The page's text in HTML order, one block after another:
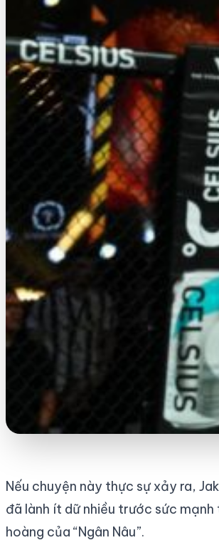
Nếu chuyện này thực sự xảy ra,
đã lành ít dữ nhiều trước sức
hoàng của “Ngân Nâu”.